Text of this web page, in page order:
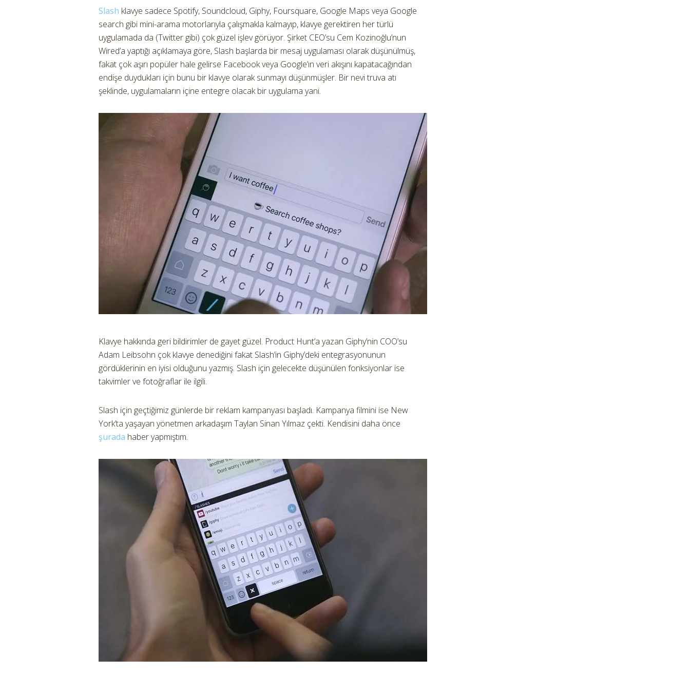
Slash klavye sadece Spotify, Soundcloud, Giphy, Foursquare, Google Maps veya Google
search gibi mini-arama motorlarıyla çalışmakla kalmayıp, klavye gerektiren her türlü
uygulamada da (Twitter gibi) çok güzel işlev görüyor. Şirket CEO’su Cem Kozinoğlu’nun
Wired’a yaptığı açıklamaya göre, Slash başlarda bir mesaj uygulaması olarak düşünülmüş,
fakat çok aşırı popüler hale gelirse Facebook veya Google’ın veri akışını kapatacağından
endişe duydukları için bunu bir klavye olarak sunmayı düşünmüşler. Bir nevi truva atı
şeklinde, uygulamaların içine entegre olacak bir uygulama yani.
Klavye hakkında geri bildirimler de gayet güzel. Product Hunt’a yazan Giphy’nin COO’su
Adam Leibsohn çok klavye denediğini fakat Slash’in Giphy’deki entegrasyonunun
gördüklerinin en iyisi olduğunu yazmış. Slash için gelecekte düşünülen fonksiyonlar ise
takvimler ve fotoğraflar ile ilgili.
Slash için geçtiğimiz günlerde bir reklam kampanyası başladı. Kampanya filmini ise New
York’ta yaşayan yönetmen arkadaşım Taylan Sinan Yılmaz çekti. Kendisini daha önce
şurada haber yapmıştım.